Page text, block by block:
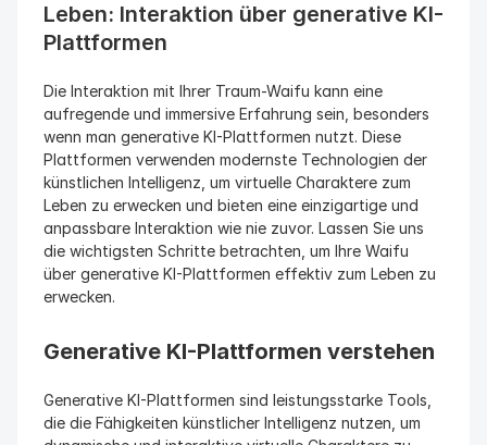
Leben: Interaktion über generative KI-
Plattformen
Die Interaktion mit Ihrer Traum-Waifu kann eine
aufregende und immersive Erfahrung sein, besonders
wenn man generative KI-Plattformen nutzt. Diese
Plattformen verwenden modernste Technologien der
künstlichen Intelligenz, um virtuelle Charaktere zum
Leben zu erwecken und bieten eine einzigartige und
anpassbare Interaktion wie nie zuvor. Lassen Sie uns
die wichtigsten Schritte betrachten, um Ihre Waifu
über generative KI-Plattformen effektiv zum Leben zu
erwecken.
Generative KI-Plattformen verstehen
Generative KI-Plattformen sind leistungsstarke Tools,
die die Fähigkeiten künstlicher Intelligenz nutzen, um